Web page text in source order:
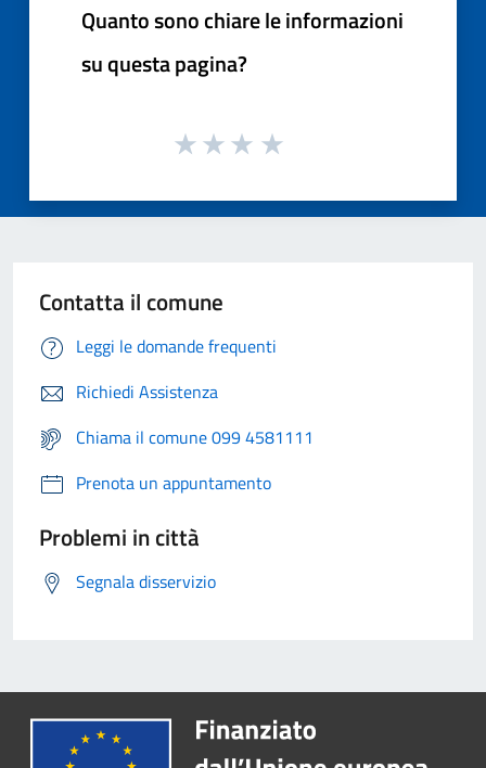
Quanto sono chiare le informazioni
su questa pagina?
Contatta il comune
Leggi le domande frequenti
Richiedi Assistenza
Chiama il comune 099 4581111
Prenota un appuntamento
Problemi in città
Segnala disservizio